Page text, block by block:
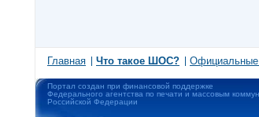
Главная Что такое ШОС?
Портал создан при финансовой поддержке
Федерального агентства по печати и массовым
Российской Федерации